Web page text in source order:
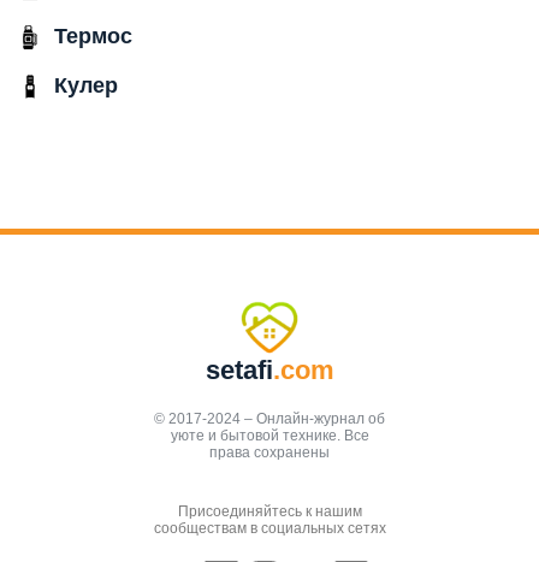
Термос
Кулер
setafi.com
© 2017-2024 – Онлайн-журнал об
уюте и бытовой технике. Все
права сохранены
Присоединяйтесь к нашим
сообществам в социальных сетях